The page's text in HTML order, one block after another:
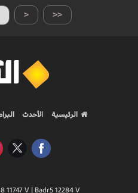
< <<
الرئيسية الأحدث
11747 V | Badr5 12284 V